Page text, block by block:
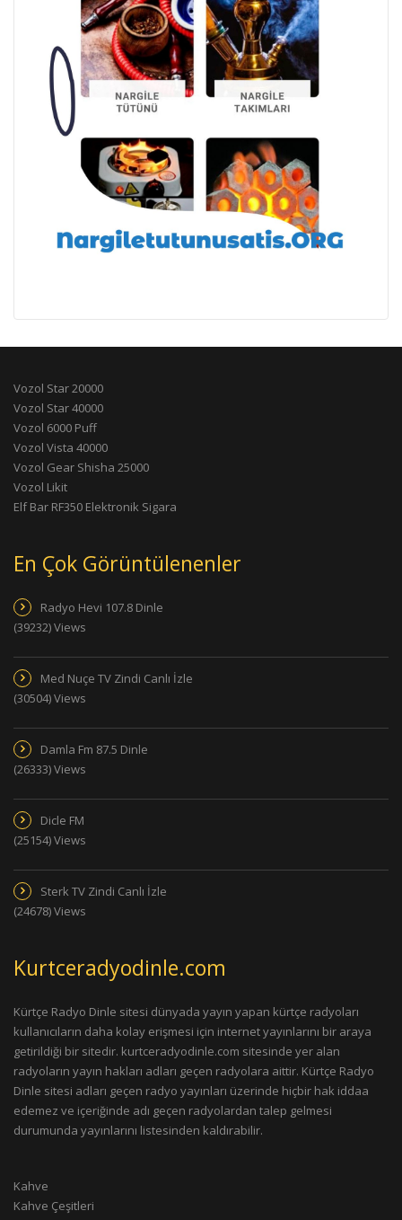
Vozol Star 20000
Vozol Star 40000
Vozol 6000 Puff
Vozol Vista 40000
Vozol Gear Shisha 25000
Vozol Likit
Elf Bar RF350 Elektronik Sigara
En Çok Görüntülenenler
Radyo Hevi 107.8 Dinle
(39232) Views
Med Nuçe TV Zindi Canlı İzle
(30504) Views
Damla Fm 87.5 Dinle
(26333) Views
Dicle FM
(25154) Views
Sterk TV Zindi Canlı İzle
(24678) Views
Kurtceradyodinle.com
Kürtçe Radyo Dinle sitesi dünyada yayın yapan kürtçe radyoları
kullanıcıların daha kolay erişmesi için internet yayınlarını bir araya
getirildiği bir sitedir. kurtceradyodinle.com sitesinde yer alan
radyoların yayın hakları adları geçen radyolara aittir. Kürtçe Radyo
Dinle sitesi adları geçen radyo yayınları üzerinde hiçbir hak iddaa
edemez ve içeriğinde adı geçen radyolardan talep gelmesi
durumunda yayınlarını listesinden kaldırabilir.
Kahve
Kahve Çeşitleri